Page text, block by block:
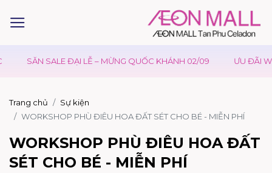
SĂN SALE ĐẠI LỄ – MỪNG QUỐC KHÁNH 02/09 ƯU ĐÃI
Trang chủ
Sự kiện
WORKSHOP PHÙ ĐIÊU HOA ĐẤT SÉT CHO BÉ - MIỄN PHÍ
WORKSHOP PHÙ ĐIÊU HOA ĐẤT
SÉT CHO BÉ - MIỄN PHÍ